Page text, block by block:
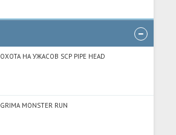
ОХОТА НА УЖАСОВ SCP PIPE HEAD
GRIMA MONSTER RUN